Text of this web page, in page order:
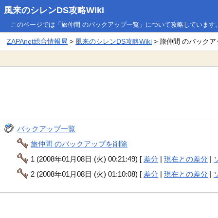
風来のシレンDS攻略Wiki
このページでは「旅仲間 のバックアップ一覧」について攻略しています。
ZAPAnet総合情報局 > 風来のシレンDS攻略Wiki > 旅仲間 のバックア
バックアップ一覧
旅仲間 のバックアップを削除
1 (2008年01月08日 (火) 00:21:49) [ 差分 |現在との差分 |
2 (2008年01月08日 (火) 01:10:08) [ 差分 |現在との差分 |